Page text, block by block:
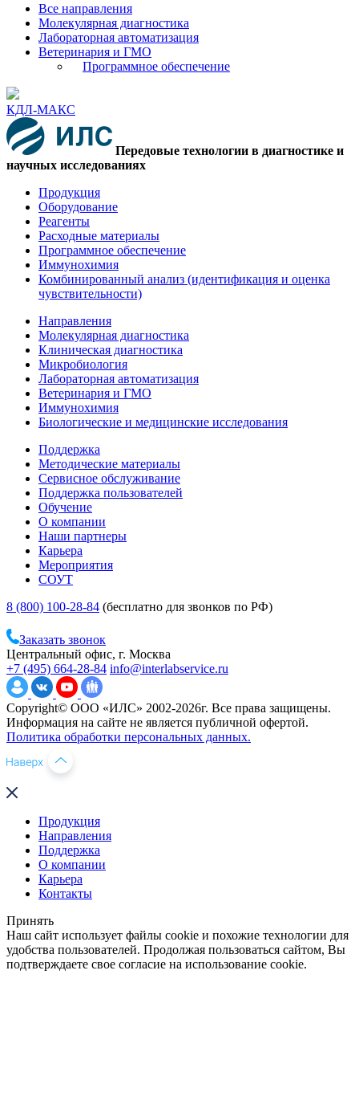
Все направления
Молекулярная диагностика
Лабораторная автоматизация
Ветеринария и ГМО
Программное обеспечение
КДЛ-МАКС
Передовые технологии в диагностике и
научных исследованиях
Продукция
Оборудование
Реагенты
Расходные материалы
Программное обеспечение
Иммунохимия
Комбинированный анализ (идентификация и оценка
чувствительности)
Направления
Молекулярная диагностика
Клиническая диагностика
Микробиология
Лабораторная автоматизация
Ветеринария и ГМО
Иммунохимия
Биологические и медицинские исследования
Поддержка
Методические материалы
Сервисное обслуживание
Поддержка пользователей
Обучение
О компании
Наши партнеры
Карьера
Мероприятия
СОУТ
8 (800) 100-28-84 (бесплатно для звонков по РФ)
Заказать звонок
Центральный офис, г. Москва
+7 (495) 664-28-84 info@interlabservice.ru
Copyright© ООО «ИЛС» 2002-2026г. Все права защищены.
Информация на сайте не является публичной офертой.
Политика обработки персональных данных.
Продукция
Направления
Поддержка
О компании
Карьера
Контакты
Принять
Наш сайт использует файлы cookie и похожие технологии для
удобства пользователей. Продолжая пользоваться сайтом, Вы
подтверждаете свое согласие на использование cookie.